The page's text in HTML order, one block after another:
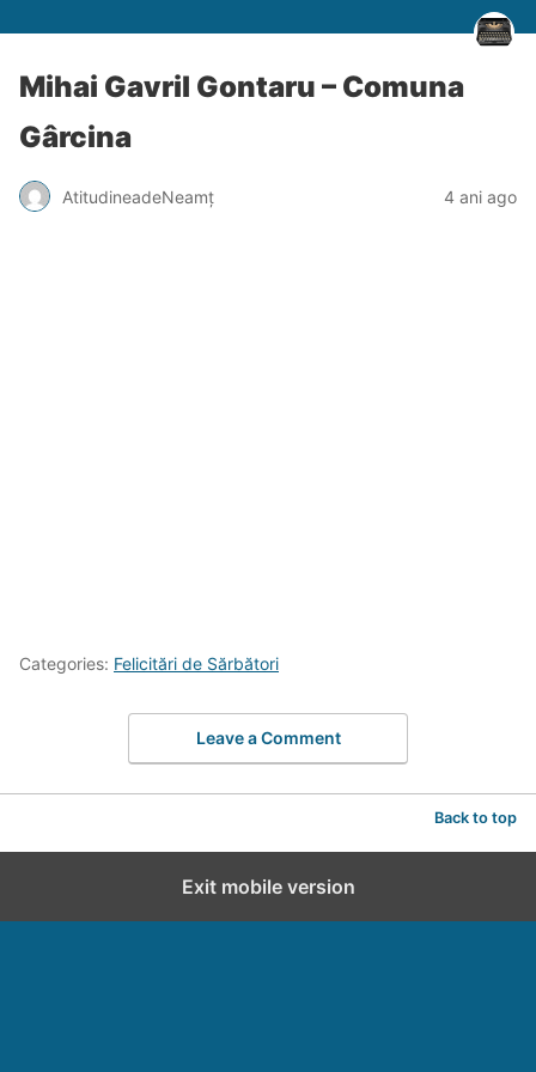
Mihai Gavril Gontaru – Comuna
Gârcina
AtitudineadeNeamț 4 ani ago
Categories: Felicitări de Sărbători
Leave a Comment
Back to top
Exit mobile version